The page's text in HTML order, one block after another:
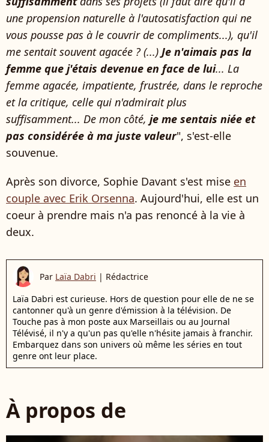
une propension naturelle à l'autosatisfaction qui ne
vous pousse pas à le couvrir de compliments...), qu'il
me sentait souvent agacée ? (...) Je n'aimais pas la
femme que j'étais devenue en face de lui... La
femme agacée, impatiente, frustrée, dans le reproche
et la critique, celle qui n'admirait plus
suffisamment... De mon côté, je me sentais niée et
pas considérée à ma juste valeur", s'est-elle
souvenue.
Après son divorce, Sophie Davant s'est mise en
couple avec Erik Orsenna. Aujourd'hui, elle est un
coeur à prendre mais n'a pas renoncé à la vie à
deux.
Par Laïa Dabri | Rédactrice
Laïa Dabri est curieuse. Hors de question pour elle de ne se
cantonner qu'à un genre d'émission à la télévision. De
Touche pas à mon poste aux Marseillais ou au Journal
Télévisé, il n'y a qu'un pas qu'elle n'hésite jamais à franchir.
Embarquez dans son univers où même les séries en tout
genre ont leur place.
À propos de